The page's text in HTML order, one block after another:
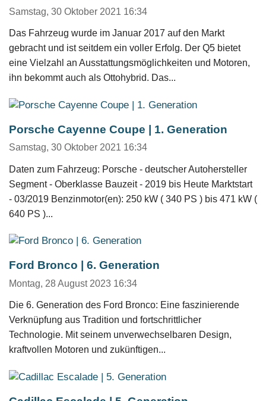
Samstag, 30 Oktober 2021 16:34
Das Fahrzeug wurde im Januar 2017 auf den Markt
gebracht und ist seitdem ein voller Erfolg. Der Q5 bietet
eine Vielzahl an Ausstattungsmöglichkeiten und Motoren,
ihn bekommt auch als Ottohybrid. Das...
Porsche Cayenne Coupe | 1. Generation
Samstag, 30 Oktober 2021 16:34
Daten zum Fahrzeug: Porsche - deutscher Autohersteller
Segment - Oberklasse Bauzeit - 2019 bis Heute Marktstart
- 03/2019 Benzinmotor(en): 250 kW ( 340 PS ) bis 471 kW (
640 PS )...
Ford Bronco | 6. Generation
Montag, 28 August 2023 16:34
Die 6. Generation des Ford Bronco: Eine faszinierende
Verknüpfung aus Tradition und fortschrittlicher
Technologie. Mit seinem unverwechselbaren Design,
kraftvollen Motoren und zukünftigen...